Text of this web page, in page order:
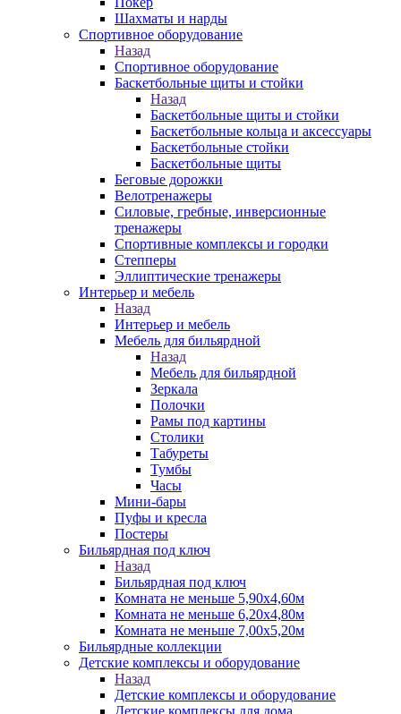
Шахматы и нарды
Спортивное оборудование
Назад
Спортивное оборудование
Баскетбольные щиты и стойки
Назад
Баскетбольные щиты и стойки
Баскетбольные кольца и аксессуары
Баскетбольные стойки
Баскетбольные щиты
Беговые дорожки
Велотренажеры
Силовые, гребные, инверсионные
тренажеры
Спортивные комплексы и городки
Степперы
Эллиптические тренажеры
Интерьер и мебель
Назад
Интерьер и мебель
Мебель для бильярдной
Назад
Мебель для бильярдной
Зеркала
Полочки
Рамы под картины
Столики
Табуреты
Тумбы
Часы
Мини-бары
Пуфы и кресла
Постеры
Бильярдная под ключ
Назад
Бильярдная под ключ
Комната не меньше 5,90х4,60м
Комната не меньше 6,20х4,80м
Комната не меньше 7,00х5,20м
Бильярдные коллекции
Детские комплексы и оборудование
Назад
Детские комплексы и оборудование
Детские комплексы для дома